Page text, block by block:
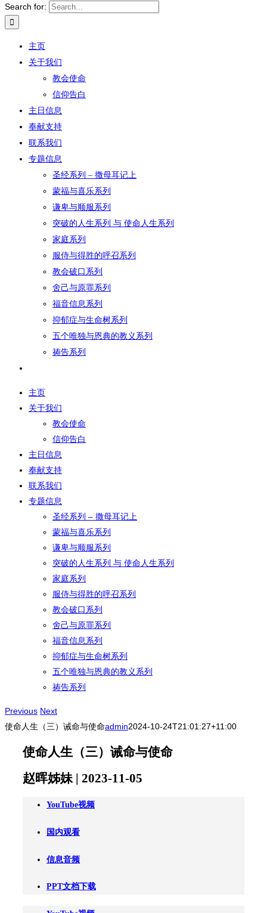
Search for:
主页
关于我们
教会使命
信仰告白
主日信息
奉献支持
联系我们
专题信息
圣经系列 – 撒母耳记上
蒙福与喜乐系列
谦卑与顺服系列
突破的人生系列 与 使命人生系列
家庭系列
服侍与得胜的呼召系列
教会破口系列
舍己与原罪系列
福音信息系列
抑郁症与生命树系列
五个唯独与恩典的教义系列
祷告系列
主页
关于我们
教会使命
信仰告白
主日信息
奉献支持
联系我们
专题信息
圣经系列 – 撒母耳记上
蒙福与喜乐系列
谦卑与顺服系列
突破的人生系列 与 使命人生系列
家庭系列
服侍与得胜的呼召系列
教会破口系列
舍己与原罪系列
福音信息系列
抑郁症与生命树系列
五个唯独与恩典的教义系列
祷告系列
Previous Next
使命人生（三）诫命与使命admin2024-10-24T21:01:27+11:00
使命人生（三）诫命与使命
赵晖姊妹 | 2023-11-05
YouTube视频
国内观看
信息音频
PPT文档下载